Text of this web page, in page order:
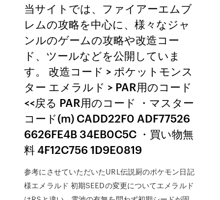
当サイトでは、ファイアーエムブ
レムの攻略を中心に、様々なジャ
ンルのゲームの攻略や改造コー
ド、ツールなどを公開していま
す。 改造コード > ポケットモンス
ター エメラルド > PAR用のコード
<<戻る PAR用のコード ・マスター
コード(m) CADD22F0 ADF77526
6626FE4B 34EB0C5C ・買い物無
料 4F12C756 1D9E0819
参考にさせていただいたURL伝説厨のポケモン日記
様エメラルド 初期SEEDの変更についてエメラルド